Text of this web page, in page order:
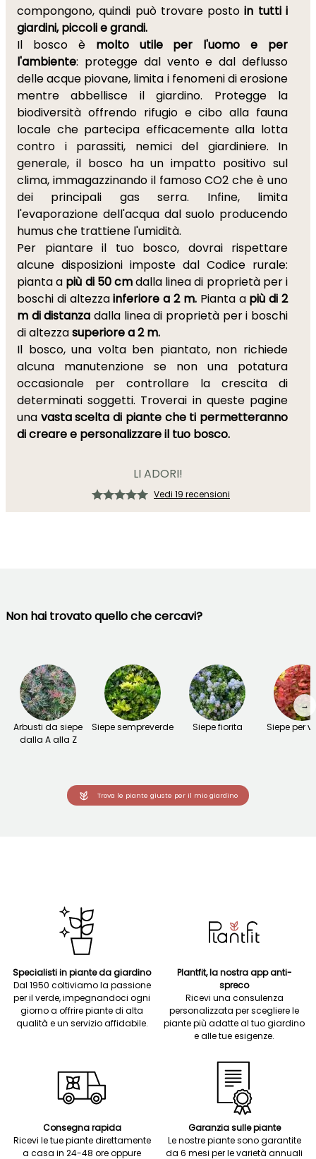
compongono, quindi può trovare posto in tutti i
giardini, piccoli e grandi.
Il bosco èmolto utile per l'uomo e per
l'ambiente: protegge dal vento e dal deflusso
delle acque piovane, limita i fenomeni di erosione
mentre abbellisce il giardino. Protegge la
biodiversità offrendo rifugio e cibo alla fauna
locale che partecipa efficacemente alla lotta
contro i parassiti, nemici del giardiniere. In
generale, il bosco ha un impatto positivo sul
clima, immagazzinando il famoso CO2 che è uno
dei principali gas serra. Infine, limita
l'evaporazione dell'acqua dal suolo producendo
humus che trattiene l'umidità.
Per piantare il tuo bosco, dovrai rispettare
alcune disposizioni imposte dal Codice rurale:
pianta a più di 50 cmdalla linea di proprietà per i
boschi di altezzainferiore a 2 m.Pianta apiù di 2
m di distanza dalla linea di proprietà per i boschi
di altezzasuperiore a 2 m.
Il bosco, una volta ben piantato, non richiede
alcuna manutenzione se non una potatura
occasionale per controllare la crescita di
determinati soggetti. Troverai in queste pagine
una vasta scelta di piante che ti permetteranno
di creare e personalizzare il tuo bosco.
LI ADORI!
Vedi 19 recensioni
Non hai trovato quello che cercavi?
Arbusti da siepe
dalla A alla Z
Siepe sempreverde Siepe fiorita Siepe per
→
Trova le piante giuste per il mio giardino
Specialisti in piante da giardino
Dal 1950 coltiviamo la passione
per il verde, impegnandoci ogni
giorno a offrire piante di alta
qualità e un servizio affidabile.
Plantfit, la nostra app anti-
spreco
Ricevi una consulenza
personalizzata per scegliere le
piante più adatte al tuo giardino
e alle tue esigenze.
Consegna rapida
Ricevi le tue piante direttamente
a casa in 24-48 ore oppure
Garanzia sulle piante
Le nostre piante sono garantite
da 6 mesi per le varietà annuali